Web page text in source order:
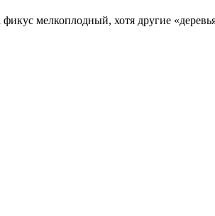
мелкоплодный, хотя другие